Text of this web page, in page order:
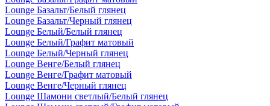
Lounge Базальт/Белый глянец
Lounge Базальт/Черный глянец
Lounge Белый/Белый глянец
Lounge Белый/Графит матовый
Lounge Белый/Черный глянец
Lounge Венге/Белый глянец
Lounge Венге/Графит матовый
Lounge Венге/Черный глянец
Lounge Шамони светлый/Белый глянец